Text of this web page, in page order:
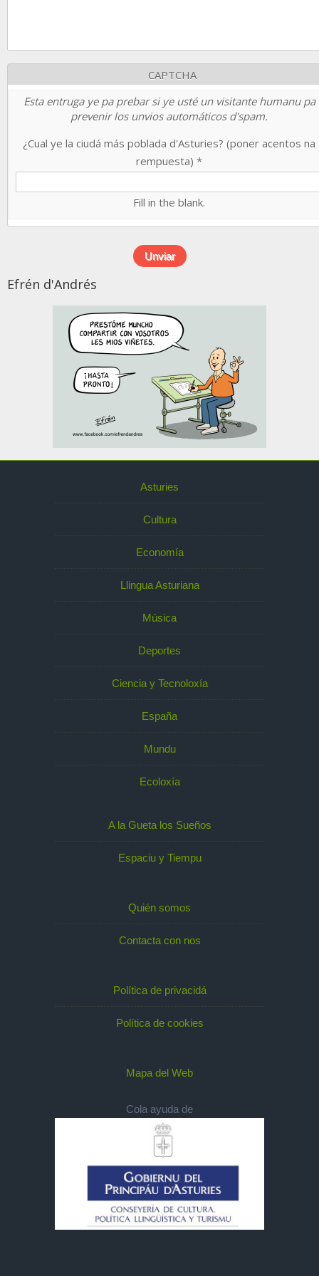
CAPTCHA
Esta entruga ye pa prebar si ye usté un visitante humanu pa
prevenir los unvios automáticos d'spam.
¿Cual ye la ciudá más poblada d'Asturies? (poner acentos na
rempuesta) *
Fill in the blank.
Efrén d'Andrés
Asturies
Cultura
Economía
Llingua Asturiana
Música
Deportes
Ciencia y Tecnoloxía
España
Mundu
Ecoloxía
A la Gueta los Sueños
Espaciu y Tiempu
Quién somos
Contacta con nos
Política de privacidá
Política de cookies
Mapa del Web
Cola ayuda de